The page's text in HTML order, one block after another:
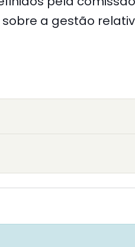
a gestão